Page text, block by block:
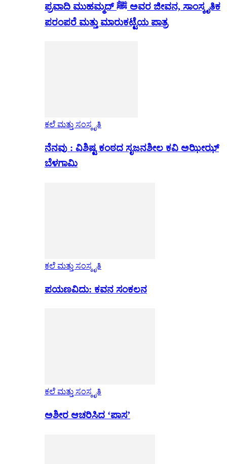
ಪ್ರವಾದಿ ಮುಹಮ್ಮದ್ ﷺ ಅವರ ಜೀವನ, ಸಾಂಸ್ಕೃತಿಕ
ಪರಂಪರೆ ಮತ್ತು ಮಾರುಕಟ್ಟೆಯ ಪಾತ್ರ
ಕಲೆ ಮತ್ತು ಸಂಸ್ಕೃತಿ
ನೆನವು : ವಿಶಿಷ್ಟ ಕಂಠದ ಸೃಜನಶೀಲ ಕವಿ ಅಝೀಝ್
ಬೆಳಗಾಮಿ
ಕಲೆ ಮತ್ತು ಸಂಸ್ಕೃತಿ
ಪಯಣವಿದು: ಕವನ ಸಂಕಲನ
ಕಲೆ ಮತ್ತು ಸಂಸ್ಕೃತಿ
ಅಶೀರ ಆಚರಿಸಿದ ‘ಪಾಸ’